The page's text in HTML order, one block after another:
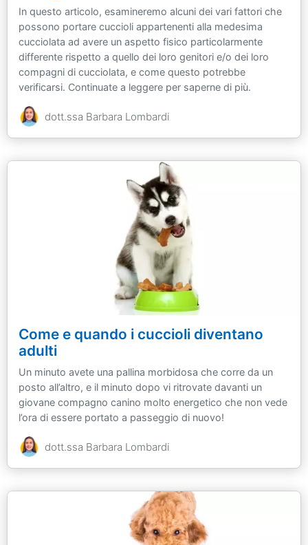
In questo articolo, esamineremo alcuni dei vari fattori che
possono portare cuccioli appartenenti alla medesima
cucciolata ad avere un aspetto fisico particolarmente
differente rispetto a quello dei loro genitori e/o dei loro
compagni di cucciolata, e come questo potrebbe
verificarsi. Continuate a leggere per saperne di più.
dott.ssa Barbara Lombardi
Come e quando i cuccioli diventano
adulti
Un minuto avete una pallina morbidosa che corre da un
posto all’altro, e il minuto dopo vi ritrovate davanti un
giovane compagno canino molto energetico che non vede
l’ora di essere portato a passeggio di nuovo!
dott.ssa Barbara Lombardi